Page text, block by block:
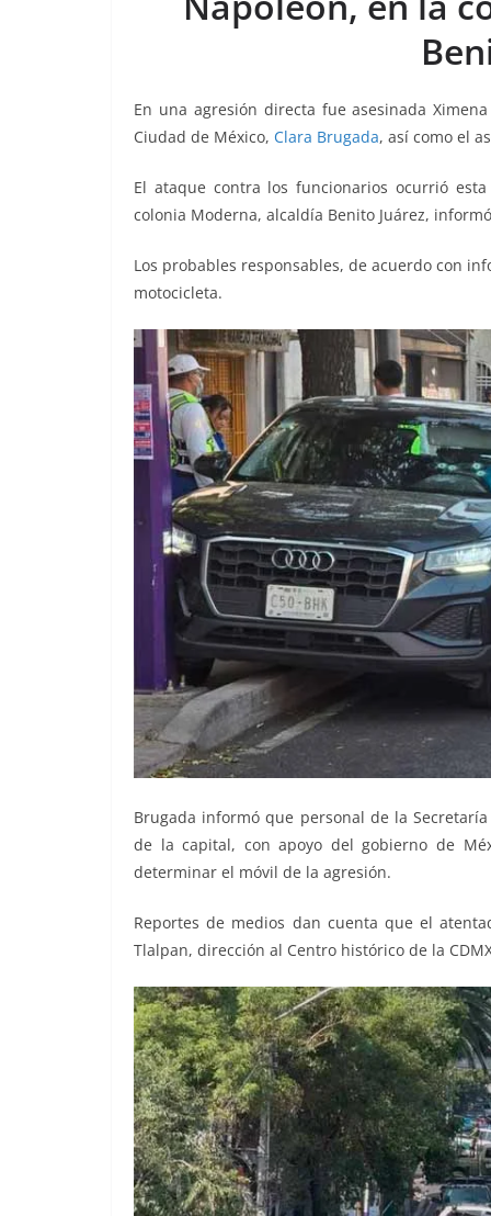
o
k
p g m tir
En una agresión directa fue asesinada
Ciudad de México, Clara Brugada, así como el
El ataque contra los funcionarios ocurrió
colonia Moderna, alcaldía Benito Juárez,
Los probables responsables, de acuerdo con
motocicleta.
Brugada informó que personal de la
de la capital, con apoyo del gobierno de
determinar el móvil de la agresión.
Reportes de medios dan cuenta que el
Tlalpan, dirección al Centro histórico de la